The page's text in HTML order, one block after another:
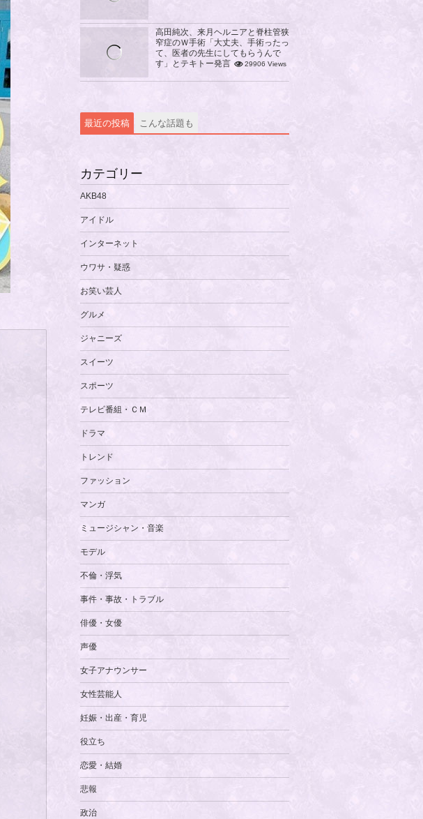
高田純次、来月ヘルニアと脊柱管狭
窄症のＷ手術「大丈夫、手術ったっ
て、医者の先生にしてもらうんで
す」とテキトー発言
29906 Views
最近の投稿 こんな話題も
カテゴリー
AKB48
アイドル
インターネット
ウワサ・疑惑
お笑い芸人
グルメ
ジャニーズ
スイーツ
スポーツ
テレビ番組・ＣＭ
ドラマ
トレンド
ファッション
マンガ
ミュージシャン・音楽
モデル
不倫・浮気
事件・事故・トラブル
俳優・女優
声優
女子アナウンサー
女性芸能人
妊娠・出産・育児
役立ち
恋愛・結婚
悲報
政治